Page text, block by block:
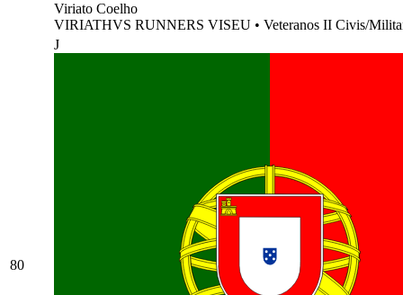
Viriato Coelho
VIRIATHVS RUNNERS VISEU • Veteranos II Civis/
80
J